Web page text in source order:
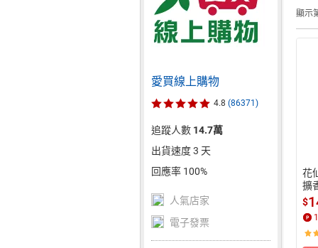
顯示
花
擴
梨
$
1
愛買線上購物
4.8 (86371)
追蹤人數 14.7萬
出貨速度 3 天
回應率 100%
人氣店家
電子發票